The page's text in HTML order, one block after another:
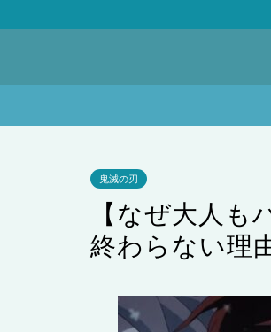
鬼滅の刃
【なぜ大人
終わらない理